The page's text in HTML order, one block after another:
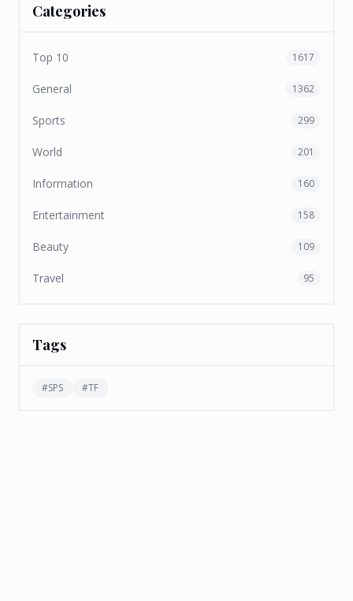
Categories
Top 10 1617
General 1362
Sports 299
World 201
Information 160
Entertainment 158
Beauty 109
Travel 95
Tags
#SPS #TF